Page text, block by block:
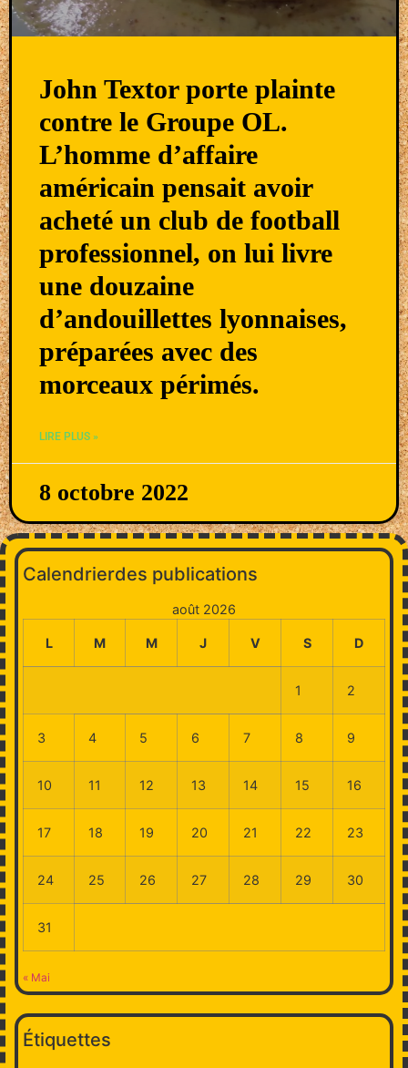
John Textor porte plainte
contre le Groupe OL.
L’homme d’affaire
américain pensait avoir
acheté un club de football
professionnel, on lui livre
une douzaine
d’andouillettes lyonnaises,
préparées avec des
morceaux périmés.
LIRE PLUS »
8 octobre 2022
Calendrierdes publications
août 2026
L M M J V S D
1 2
3 4 5 6 7 8 9
10 11 12 13 14 15 16
17 18 19 20 21 22 23
24 25 26 27 28 29 30
31
« Mai
Étiquettes